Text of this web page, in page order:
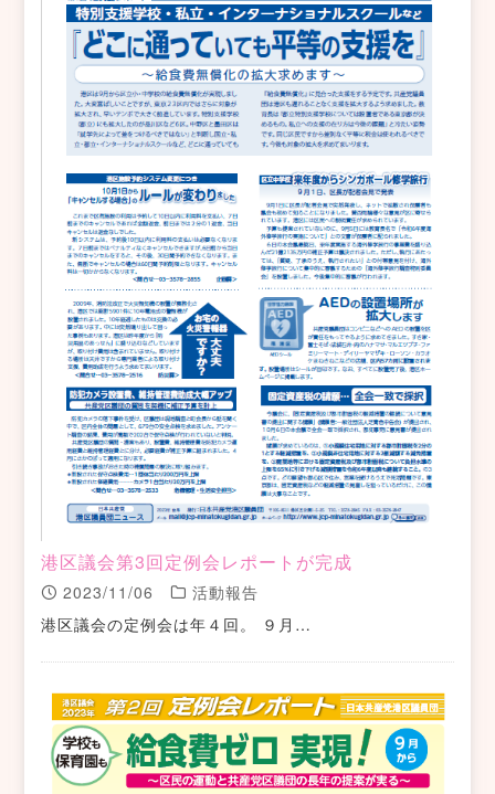
港区議会第3回定例会レポートが完成
2023/11/06
活動報告
港区議会の定例会は年４回。 ９月…